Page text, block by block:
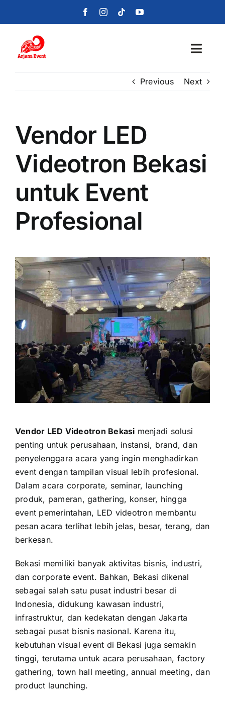
Beranda
Foto
Portofolio
Blog
PRICELIST
Previous Next
Vendor LED
Videotron Bekasi
untuk Event
Profesional
Vendor LED Videotron Bekasi menjadi solusi
penting untuk perusahaan, instansi, brand, dan
penyelenggara acara yang ingin menghadirkan
event dengan tampilan visual lebih profesional.
Dalam acara corporate, seminar, launching
produk, pameran, gathering, konser, hingga
event pemerintahan, LED videotron membantu
pesan acara terlihat lebih jelas, besar, terang, dan
berkesan.
Bekasi memiliki banyak aktivitas bisnis, industri,
dan corporate event. Bahkan, Bekasi dikenal
sebagai salah satu pusat industri besar di
Indonesia, didukung kawasan industri,
infrastruktur, dan kedekatan dengan Jakarta
sebagai pusat bisnis nasional. Karena itu,
kebutuhan visual event di Bekasi juga semakin
tinggi, terutama untuk acara perusahaan, factory
gathering, town hall meeting, annual meeting, dan
product launching.